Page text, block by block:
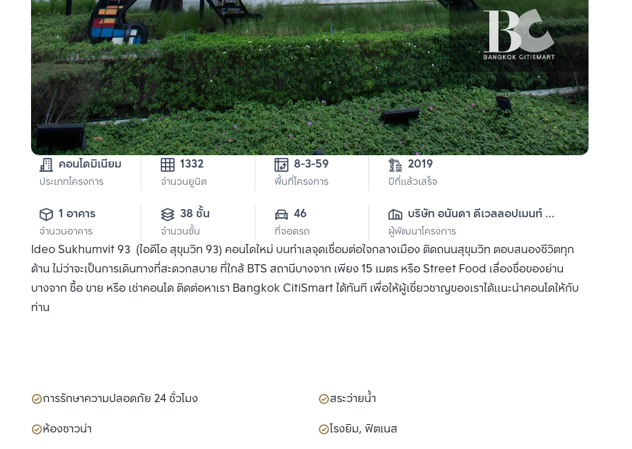
คอนโดมิเนียม
ประเภทโครงการ
1332
จำนวนยูนิต
8-3-59
พื้นที่โครงการ
2019
ปีที่แล้วเสร็จ
1 อาคาร
จำนวนอาคาร
38 ชั้น
จำนวนชั้น
46
ที่จอดรถ
บริษัท อนันดา ดีเวลลอปเมนท์
จำกัด (มหาชน)
ผู้พัฒนาโครงการ
Ideo Sukhumvit 93 (ไอดีโอ สุขุมวิท 93) คอนโดใหม่ บนทำเลจุดเชื่อมต่อใจกลางเมือง ติดถนนสุขุมวิท ตอบสนองชีวิตทุก
ด้าน ไม่ว่าจะเป็นการเดินทางที่สะดวกสบาย ที่ใกล้ BTS สถานีบางจาก เพียง 15 เมตร หรือ Street Food เลื่องชื่อของย่าน
บางจาก ซื้อ ขาย หรือ เช่าคอนโด ติดต่อหาเรา Bangkok CitiSmart ได้ทันที เพื่อให้ผู้เชี่ยวชาญของเราได้แนะนำคอนโดให้กับ
ท่าน
การรักษาความปลอดภัย 24 ชั่วโมง
สระว่ายน้ำ
ห้องซาวน่า
โรงยิม, ฟิตเนส